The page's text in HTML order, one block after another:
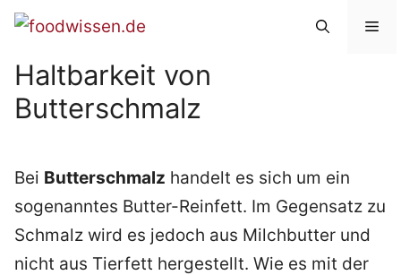
Zum
springen
Haltbarkeit von
Butterschmalz
Bei Butterschmalz handelt es sich um ein
sogenanntes Butter-Reinfett. Im Gegensatz zu
Schmalz wird es jedoch aus Milchbutter und
nicht aus Tierfett hergestellt. Wie es mit der